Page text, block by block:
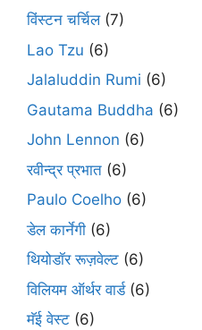
विंस्टन चर्चिल(7)
Lao Tzu (6)
Jalaluddin Rumi (6)
Gautama Buddha (6)
John Lennon (6)
रवीन्द्र प्रभात (6)
Paulo Coelho (6)
डेल कार्नेगी (6)
थियोडॉर रूज़वेल्ट (6)
विलियम ऑर्थर वार्ड(6)
मॅई वेस्ट (6)